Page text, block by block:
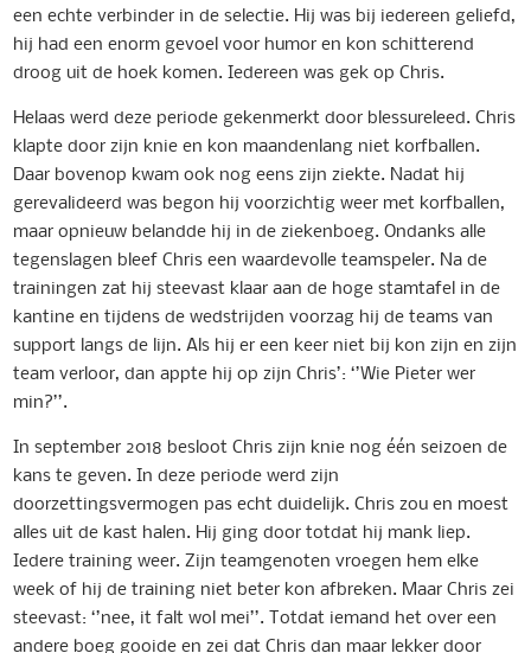
een echte verbinder in de selectie. Hij was bij iedereen geliefd,
hij had een enorm gevoel voor humor en kon schitterend
droog uit de hoek komen. Iedereen was gek op Chris.
Helaas werd deze periode gekenmerkt door blessureleed. Chris
klapte door zijn knie en kon maandenlang niet korfballen.
Daar bovenop kwam ook nog eens zijn ziekte. Nadat hij
gerevalideerd was begon hij voorzichtig weer met korfballen,
maar opnieuw belandde hij in de ziekenboeg. Ondanks alle
tegenslagen bleef Chris een waardevolle teamspeler. Na de
trainingen zat hij steevast klaar aan de hoge stamtafel in de
kantine en tijdens de wedstrijden voorzag hij de teams van
support langs de lijn. Als hij er een keer niet bij kon zijn en zijn
team verloor, dan appte hij op zijn Chris’: ‘’Wie Pieter wer
min?’’.
In september 2018 besloot Chris zijn knie nog één seizoen de
kans te geven. In deze periode werd zijn
doorzettingsvermogen pas echt duidelijk. Chris zou en moest
alles uit de kast halen. Hij ging door totdat hij mank liep.
Iedere training weer. Zijn teamgenoten vroegen hem elke
week of hij de training niet beter kon afbreken. Maar Chris zei
steevast: ‘’nee, it falt wol mei’’. Totdat iemand het over een
andere boeg gooide en zei dat Chris dan maar lekker door